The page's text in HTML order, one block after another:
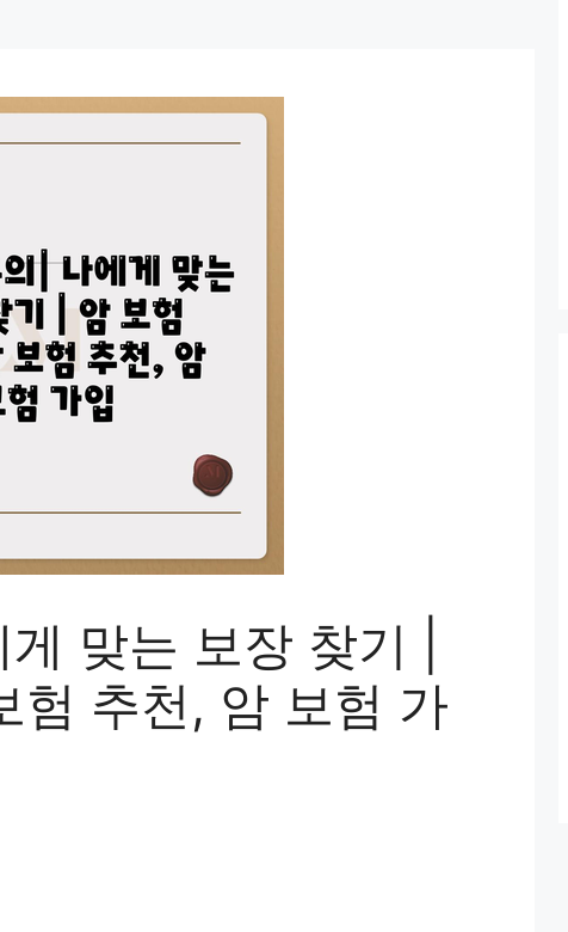
맞는 보장 찾기 |
험 추천, 암 보험 가